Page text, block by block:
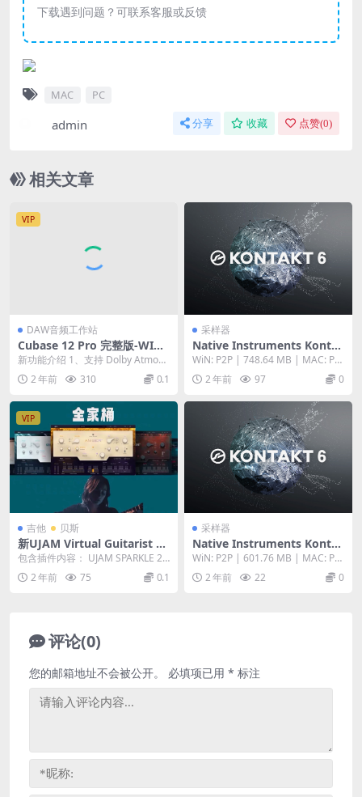
下载遇到问题？可联系客服或反馈
MAC PC
admin 分享 收藏 点赞(0)
相关文章
VIP
DAW音频工作站
Cubase 12 Pro 完整版-WIN/
MAC（含全部扩展插件）
新功能介绍 1、支持 Dolby Atmos
混音 Cubase 12.0 Pr...
2 年前 310 0.1
采样器
Native Instruments Konta
kt 6 v6.5.2 [WiN, MacOS]
WiN: P2P | 748.64 MB | MAC: P2
P | 542.53...
2 年前 97 0
VIP
吉他 贝斯
新UJAM Virtual Guitarist 虚
拟吉他手 5把Loop电木吉他音
源 MAC/PC
包含插件内容： UJAM SPARKLE 2–
v2.3.0 UJAM...
2 年前 75 0.1
采样器
Native Instruments Konta
kt 6 v6.5.0 FiXED v6.5.0 [Wi
N, MacOS]
WiN: P2P | 601.76 MB | MAC: P2
P | 542 MB...
2 年前 22 0
评论(0)
您的邮箱地址不会被公开。 必填项已用 * 标注